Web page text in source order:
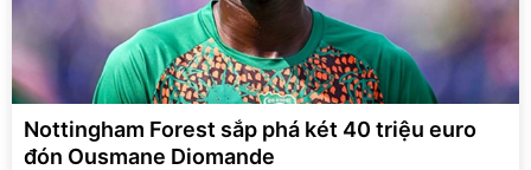
Nottingham Forest sắp phá két 40 triệu euro
đón Ousmane Diomande